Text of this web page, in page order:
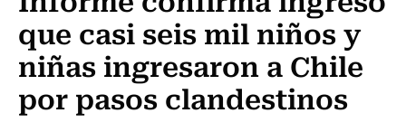
que casi seis mil niños y
niñas ingresaron a Chile
por pasos clandestinos